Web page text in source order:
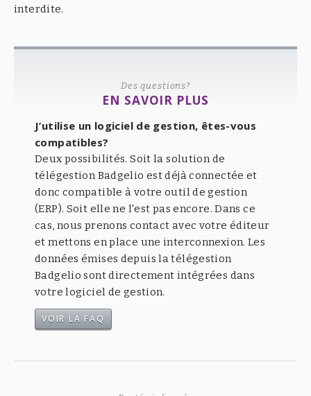
interdite.
Des questions?
EN SAVOIR PLUS
J’utilise un logiciel de gestion, êtes-vous
compatibles?
Deux possibilités. Soit la solution de
télégestion Badgelio est déjà connectée et
donc compatible à votre outil de gestion
(ERP). Soit elle ne l'est pas encore. Dans ce
cas, nous prenons contact avec votre éditeur
et mettons en place une interconnexion. Les
données émises depuis la télégestion
Badgelio sont directement intégrées dans
votre logiciel de gestion.
VOIR LA FAQ